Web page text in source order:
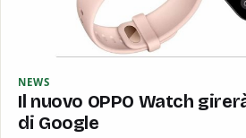
NEWS
Il nuovo OPPO Watch
di Google